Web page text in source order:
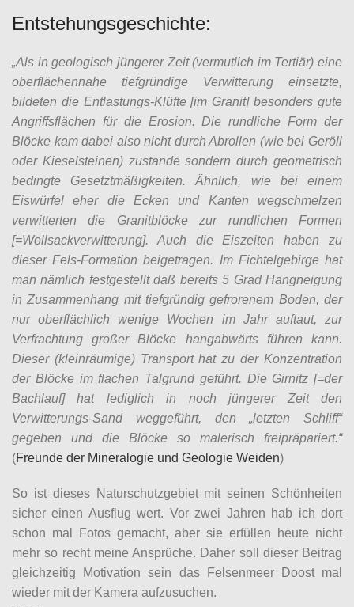
Entstehungsgeschichte:
„Als in geologisch jüngerer Zeit (vermutlich im Tertiär) eine
oberflächennahe tiefgründige Verwitterung einsetzte,
bildeten die Entlastungs-Klüfte [im Granit] besonders gute
Angriffsflächen für die Erosion. Die rundliche Form der
Blöcke kam dabei also nicht durch Abrollen (wie bei Geröll
oder Kieselsteinen) zustande sondern durch geometrisch
bedingte Gesetztmäßigkeiten. Ähnlich, wie bei einem
Eiswürfel eher die Ecken und Kanten wegschmelzen
verwitterten die Granitblöcke zur rundlichen Formen
[=Wollsackverwitterung]. Auch die Eiszeiten haben zu
dieser Fels-Formation beigetragen. Im Fichtelgebirge hat
man nämlich festgestellt daß bereits 5 Grad Hangneigung
in Zusammenhang mit tiefgründig gefrorenem Boden, der
nur oberflächlich wenige Wochen im Jahr auftaut, zur
Verfrachtung großer Blöcke hangabwärts führen kann.
Dieser (kleinräumige) Transport hat zu der Konzentration
der Blöcke im flachen Talgrund geführt. Die Girnitz [=der
Bachlauf] hat lediglich in noch jüngerer Zeit den
Verwitterungs-Sand weggeführt, den „letzten Schliff“
gegeben und die Blöcke so malerisch freipräpariert.“
(Freunde der Mineralogie und Geologie Weiden)
So ist dieses Naturschutzgebiet mit seinen Schönheiten
sicher einen Ausflug wert. Vor zwei Jahren hab ich dort
schon mal Fotos gemacht, aber sie erfüllen heute nicht
mehr so recht meine Ansprüche. Daher soll dieser Beitrag
gleichzeitig Motivation sein das Felsenmeer Doost mal
wieder mit der Kamera aufzusuchen.